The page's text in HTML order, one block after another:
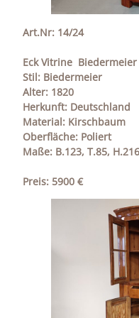
Art.Nr: 14/24
Eck Vitrine
Stil: Biedermeier
Alter: 1820
Herkunft: Deutschland
Material: Kirschbaum
Oberfläche: Poliert
Maße: B.123, T.85, H.216
Preis: 5900 €